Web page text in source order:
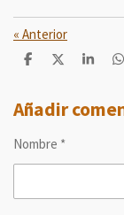
« Anterior
C
p
a
t
C
p
a
C
p
a
C
p
a
Añadir
Nombre *